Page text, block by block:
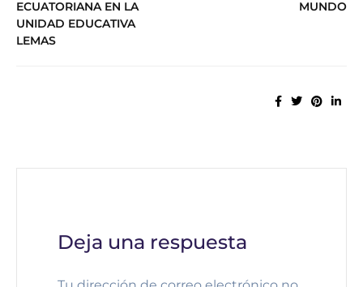
ECUATORIANA EN LA
UNIDAD EDUCATIVA
LEMAS
MUNDO
Deja una respuesta